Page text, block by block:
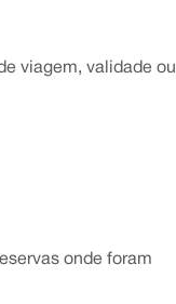
viagem, validade ou
onde foram